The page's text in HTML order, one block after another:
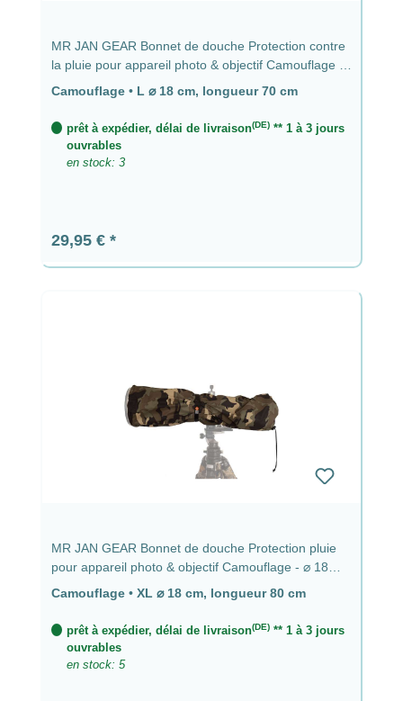
MR JAN GEAR Bonnet de douche Protection contre
la pluie pour appareil photo & objectif Camouflage -
⌀ 18 cm, longueur 70 cm
Camouflage • L ⌀ 18 cm, longueur 70 cm
prêt à expédier, délai de livraison(DE)** 1 à 3 jours
ouvrables
en stock: 3
Prix régulier :
29,95 €
MR JAN GEAR Bonnet de douche Protection pluie
pour appareil photo & objectif Camouflage - ⌀ 18
cm, longueur 80 cm
Camouflage • XL ⌀ 18 cm, longueur 80 cm
prêt à expédier, délai de livraison(DE)** 1 à 3 jours
ouvrables
en stock: 5